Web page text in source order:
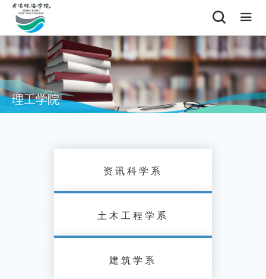
理工学院
资讯科学系
土木工程学系
建筑学系